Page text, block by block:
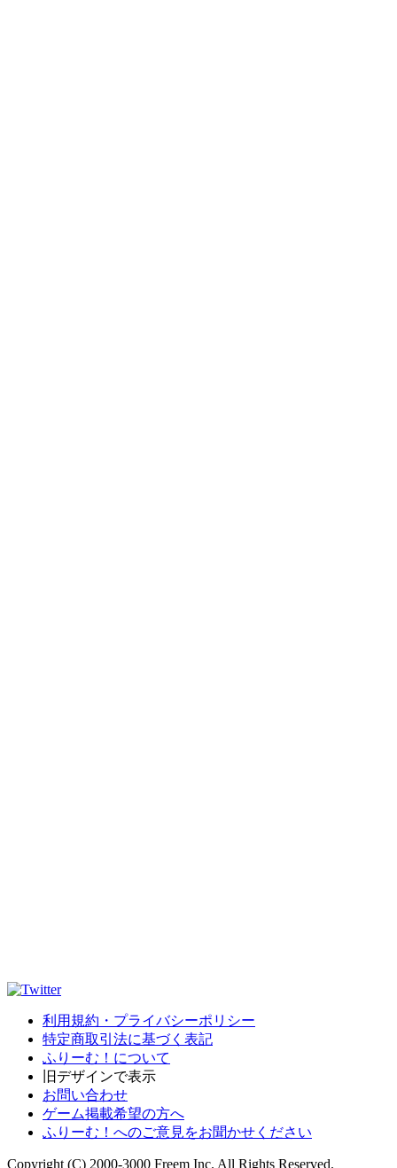
利用規約・プライバシーポリシー
特定商取引法に基づく表記
ふりーむ！について
旧デザインで表示
お問い合わせ
ゲーム掲載希望の方へ
ふりーむ！へのご意見をお聞かせください
Copyright (C) 2000-3000 Freem Inc. All Rights Reserved.